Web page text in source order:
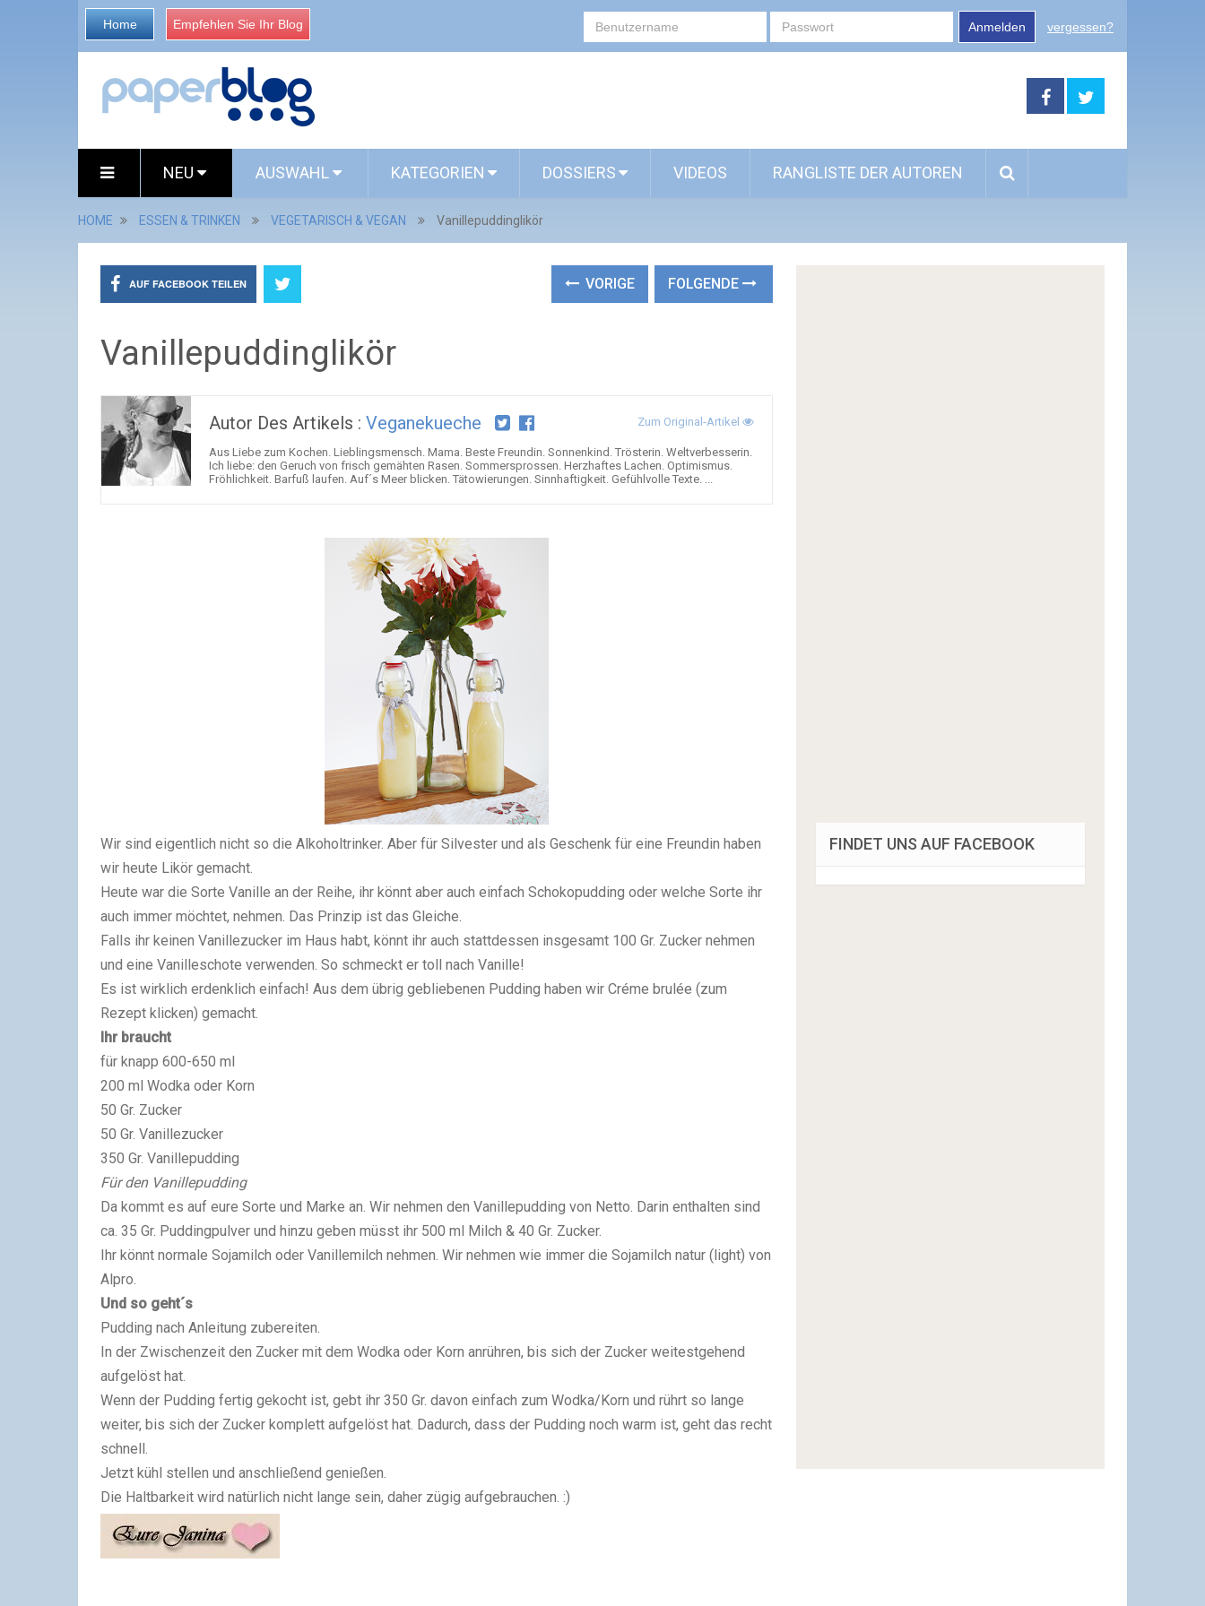
Home Empfehlen Sie Ihr Blog Anmelden vergessen?
NEU AUSWAHL KATEGORIEN DOSSIERS VIDEOS RANGLISTE DER AUTOREN
HOME ESSEN & TRINKEN VEGETARISCH & VEGAN Vanillepuddinglikör
AUF FACEBOOK TEILEN VORIGE FOLGENDE
Vanillepuddinglikör
Autor Des Artikels : Veganekueche Zum Original-Artikel
Aus Liebe zum Kochen. Lieblingsmensch. Mama. Beste Freundin. Sonnenkind. Trösterin. Weltverbesserin.
Ich liebe: den Geruch von frisch gemähten Rasen. Sommersprossen. Herzhaftes Lachen. Optimismus.
Fröhlichkeit. Barfuß laufen. Auf´s Meer blicken. Tätowierungen. Sinnhaftigkeit. Gefühlvolle Texte. ...
Wir sind eigentlich nicht so die Alkoholtrinker. Aber für Silvester und als Geschenk für eine Freundin haben
wir heute Likör gemacht.
Heute war die Sorte Vanille an der Reihe, ihr könnt aber auch einfach Schokopudding oder welche Sorte ihr
auch immer möchtet, nehmen. Das Prinzip ist das Gleiche.
Falls ihr keinen Vanillezucker im Haus habt, könnt ihr auch stattdessen insgesamt 100 Gr. Zucker nehmen
und eine Vanilleschote verwenden. So schmeckt er toll nach Vanille!
Es ist wirklich erdenklich einfach! Aus dem übrig gebliebenen Pudding haben wir Créme brulée (zum
Rezept klicken) gemacht.
Ihr braucht
für knapp 600-650 ml
200 ml Wodka oder Korn
50 Gr. Zucker
50 Gr. Vanillezucker
350 Gr. Vanillepudding
Für den Vanillepudding
Da kommt es auf eure Sorte und Marke an. Wir nehmen den Vanillepudding von Netto. Darin enthalten sind
ca. 35 Gr. Puddingpulver und hinzu geben müsst ihr 500 ml Milch & 40 Gr. Zucker.
Ihr könnt normale Sojamilch oder Vanillemilch nehmen. Wir nehmen wie immer die Sojamilch natur (light) von
Alpro.
Und so geht´s
Pudding nach Anleitung zubereiten.
In der Zwischenzeit den Zucker mit dem Wodka oder Korn anrühren, bis sich der Zucker weitestgehend
aufgelöst hat.
Wenn der Pudding fertig gekocht ist, gebt ihr 350 Gr. davon einfach zum Wodka/Korn und rührt so lange
weiter, bis sich der Zucker komplett aufgelöst hat. Dadurch, dass der Pudding noch warm ist, geht das recht
schnell.
Jetzt kühl stellen und anschließend genießen.
Die Haltbarkeit wird natürlich nicht lange sein, daher zügig aufgebrauchen. :)
FINDET UNS AUF FACEBOOK